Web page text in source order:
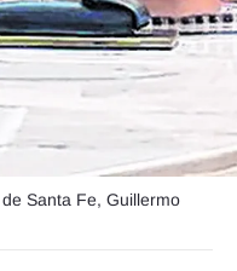
Santa Fe, Guillermo